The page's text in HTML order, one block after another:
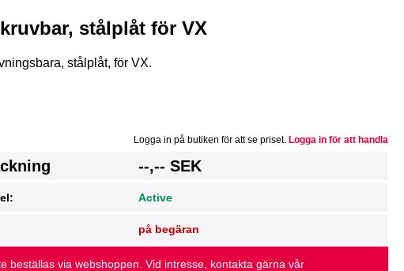
stålplåt för VX
stålplåt, för VX.
Logga in på butiken för att se priset. Logga in för att handla
--,-- SEK
Active
på begäran
beställas via webshoppen. Vid intresse, kontakta gärna vår